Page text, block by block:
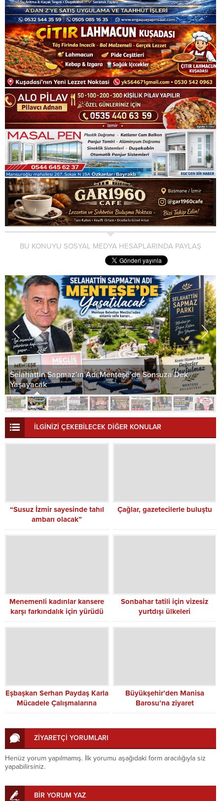
BU KONUYU SOSYAL MEDYA HESAPLARINDA PAYLAŞ
Selahattin Sapmaz’ın Adı Menteşe’de Sonsuza Dek
Yaşayacak
İLGİNİZİ ÇEKEBİLECEK DİĞER KONULAR
“Susuz İzmir sayesinde tahıl
ambarı olacak”
Çağlar, gazetecilerle buluştu
Menemenli kadınlar kansere
karşı farkındalık için yürüdü
Sonbahar tatili için vizesiz
yurtdışı ülkeleri
Eşbaşkan Serhan Paydaş Karla
Mücadele Çalışmalarına
Sahada Katıldı
Büyükşehir’den Manisa
Barosu’na ziyaret
ZİYARETÇİ YORUMLARI
Henüz yorum yapılmamış. İlk yorumu aşağıdaki form aracılığıyla siz
yapabilirsiniz.
BİR YORUM YAZ